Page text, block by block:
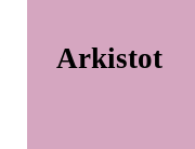
Arkistot